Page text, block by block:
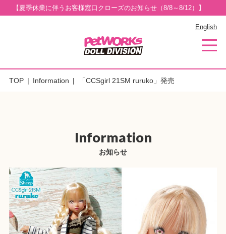
【夏季休業に伴うお客様窓口クローズのお知らせ（8/8～8/12）】
English
TOP Information 「CCSgirl 21SM ruruko」発売
Information
お知らせ